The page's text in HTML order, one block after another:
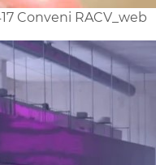
Conveni RACV_web